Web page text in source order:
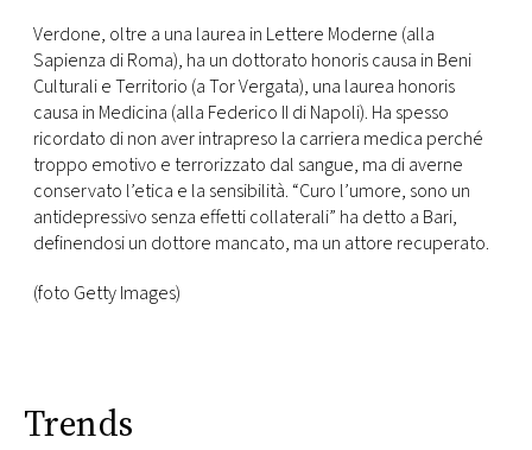
Verdone, oltre a una laurea in Lettere Moderne (alla
Sapienza di Roma), ha un dottorato honoris causa in Beni
Culturali e Territorio (a Tor Vergata), una laurea honoris
causa in Medicina (alla Federico II di Napoli). Ha spesso
ricordato di non aver intrapreso la carriera medica perché
troppo emotivo e terrorizzato dal sangue, ma di averne
conservato l’etica e la sensibilità. “Curo l’umore, sono un
antidepressivo senza effetti collaterali” ha detto a Bari,
definendosi un dottore mancato, ma un attore recuperato.
(foto Getty Images)
Trends